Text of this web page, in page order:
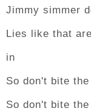
Jimmy simmer
Lies like that
in
So don't bite
So don't bite